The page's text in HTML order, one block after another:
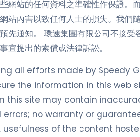
網站的任何資料之準確性作保證。
站內害以致任何人士的損失。我們
先通知。 環速集團有限公司不接受
宜提出的索償或法律訴訟。
all efforts made by Speedy
the information in this web
this site may contain
no warranty or
of the content